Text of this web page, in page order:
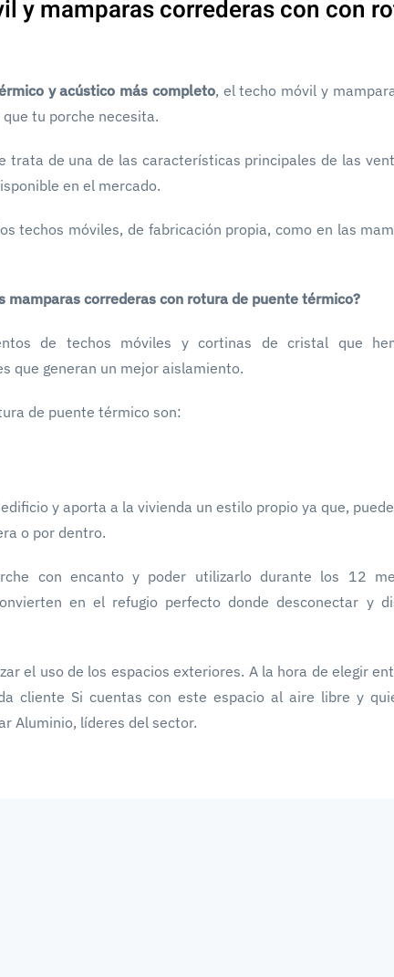
y mamparas correderas con con
y acústico más completo, el techo móvil y
tu porche necesita.
trata de una de las características principales de las
en el mercado.
techos móviles, de fabricación propia, como en las
mamparas correderas con rotura de puente térmico?
de techos móviles y cortinas de cristal que
que generan un mejor aislamiento.
de puente térmico son:
y aporta a la vivienda un estilo propio ya que,
o por dentro.
con encanto y poder utilizarlo durante los 12
en el refugio perfecto donde desconectar y
el uso de los espacios exteriores. A la hora de elegir
cliente Si cuentas con este espacio al aire libre y
Aluminio, líderes del sector.